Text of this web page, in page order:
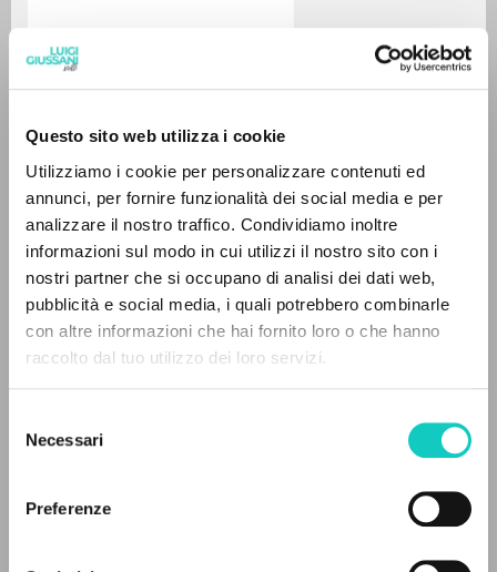
Questo sito web utilizza i cookie
Utilizziamo i cookie per personalizzare contenuti ed
annunci, per fornire funzionalità dei social media e per
analizzare il nostro traffico. Condividiamo inoltre
informazioni sul modo in cui utilizzi il nostro sito con i
nostri partner che si occupano di analisi dei dati web,
pubblicità e social media, i quali potrebbero combinarle
con altre informazioni che hai fornito loro o che hanno
raccolto dal tuo utilizzo dei loro servizi.
delNecessari
Preferenze
Giussani LuigiAuthor
Italian
Litterae Communionis-Tracce
1999
Pages: 1
READ THE FULL TEXT OF THE AVAILABLE
0RESULTS FOUND
MORE RESULTS